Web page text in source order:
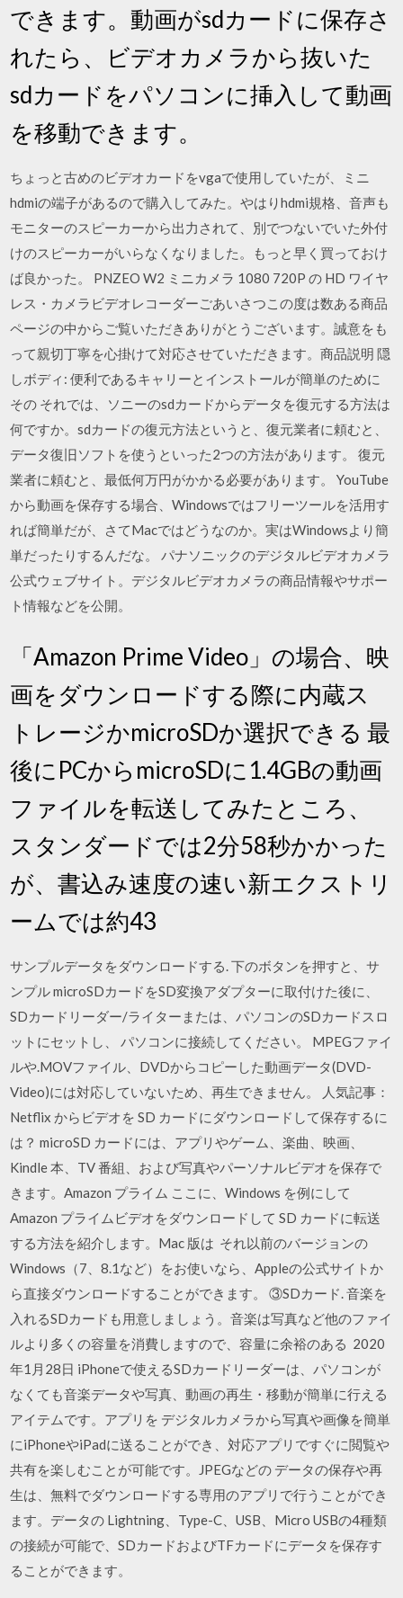
できます。動画がsdカードに保存さ
れたら、ビデオカメラから抜いた
sdカードをパソコンに挿入して動画
を移動できます。
ちょっと古めのビデオカードをvgaで使用していたが、ミニ
hdmiの端子があるので購入してみた。やはりhdmi規格、音声も
モニターのスピーカーから出力されて、別でつないでいた外付
けのスピーカーがいらなくなりました。もっと早く買っておけ
ば良かった。 PNZEO W2 ミニカメラ 1080 720P の HD ワイヤ
レス・カメラビデオレコーダーごあいさつこの度は数ある商品
ページの中からご覧いただきありがとうございます。誠意をも
って親切丁寧を心掛けて対応させていただきます。商品説明 隠
しボディ: 便利であるキャリーとインストールが簡単のために
その それでは、ソニーのsdカードからデータを復元する方法は
何ですか。sdカードの復元方法というと、復元業者に頼むと、
データ復旧ソフトを使うといった2つの方法があります。 復元
業者に頼むと、最低何万円がかかる必要があります。 YouTube
から動画を保存する場合、Windowsではフリーツールを活用す
れば簡単だが、さてMacではどうなのか。実はWindowsより簡
単だったりするんだな。 パナソニックのデジタルビデオカメラ
公式ウェブサイト。デジタルビデオカメラの商品情報やサポー
ト情報などを公開。
「Amazon Prime Video」の場合、映
画をダウンロードする際に内蔵ス
トレージかmicroSDか選択できる 最
後にPCからmicroSDに1.4GBの動画
ファイルを転送してみたところ、
スタンダードでは2分58秒かかった
が、書込み速度の速い新エクストリ
ームでは約43
サンプルデータをダウンロードする. 下のボタンを押すと、サ
ンプル microSDカードをSD変換アダプターに取付けた後に、
SDカードリーダー/ライターまたは、パソコンのSDカードスロ
ットにセットし、 パソコンに接続してください。 MPEGファイ
ルや.MOVファイル、DVDからコピーした動画データ(DVD-
Video)には対応していないため、再生できません。 人気記事：
Netflix からビデオを SD カードにダウンロードして保存するに
は？ microSD カードには、アプリやゲーム、楽曲、映画、
Kindle 本、TV 番組、および写真やパーソナルビデオを保存で
きます。Amazon プライム ここに、Windows を例にして
Amazon プライムビデオをダウンロードして SD カードに転送
する方法を紹介します。Mac 版は それ以前のバージョンの
Windows（7、8.1など）をお使いなら、Appleの公式サイトか
ら直接ダウンロードすることができます。 ③SDカード. 音楽を
入れるSDカードも用意しましょう。音楽は写真など他のファイ
ルより多くの容量を消費しますので、容量に余裕のある 2020
年1月28日 iPhoneで使えるSDカードリーダーは、パソコンが
なくても音楽データや写真、動画の再生・移動が簡単に行える
アイテムです。アプリを デジタルカメラから写真や画像を簡単
にiPhoneやiPadに送ることができ、対応アプリですぐに閲覧や
共有を楽しむことが可能です。JPEGなどの データの保存や再
生は、無料でダウンロードする専用のアプリで行うことができ
ます。データの Lightning、Type-C、USB、Micro USBの4種類
の接続が可能で、SDカードおよびTFカードにデータを保存す
ることができます。